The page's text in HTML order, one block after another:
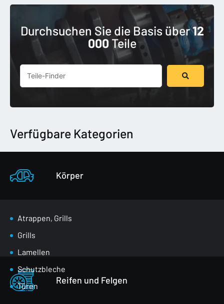
Durchsuchen Sie die Basis über12
000 Teile
Suchen
Verfügbare Kategorien
Körper
Atrappen, Grills
Grills
Lamellen
Schutzbleche
Türen
Reifen und Felgen